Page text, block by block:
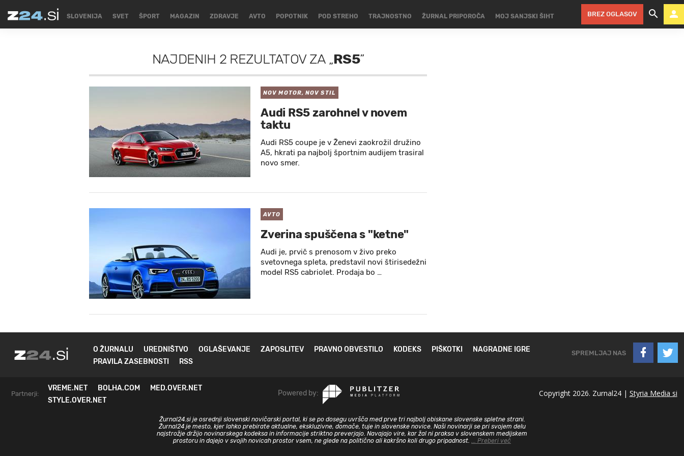
SLOVENIJA SVET ŠPORT MAGAZIN ZDRAVJE AVTO POPOTNIK POD STREHO TRAJNOSTNO ŽURNAL PRIPOROČA MOJ SANJSKI ŠIHT BREZ OGLASOV
NAJDENIH 2 REZULTATOVZA„RS5”
NOV MOTOR, NOV STIL
Audi RS5 zarohnel v novem
taktu
Audi RS5 coupe je v Ženevi zaokrožil družino
A5, hkrati pa najbolj športnim audijem trasiral
novo smer.
AVTO
Zverina spuščena s "ketne"
Audi je, prvič s prenosom v živo preko
svetovnega spleta, predstavil novi štirisedežni
model RS5 cabriolet. Prodaja bo …
O ŽURNALU UREDNIŠTVO OGLAŠEVANJE ZAPOSLITEV PRAVNO OBVESTILO KODEKS PIŠKOTKI
NAGRADNE IGRE
PRAVILA ZASEBNOSTI
RSS
SPREMLJAJ NAS
Partnerji:
VREME.NET BOLHA.COM
MED.OVER.NET
STYLE.OVER.NET
Powered by: Copyright 2026. Zurnal24 | Styria Media si
Žurnal24.si je osrednji slovenski novičarski portal, ki se po dosegu uvršča med prve tri najbolj obiskane slovenske spletne strani.
Žurnal24 je mesto, kjer lahko prebirate aktualne, ekskluzivne, domače, tuje in slovenske novice. Naši novinarji se pri svojem delu
najstrožje držijo novinarskega kodeksa in informacije striktno preverjajo. Navajajo vire, kar žal ni praksa v slovenskem medijskem
prostoru in dajejo v svojih novicah prostor vsem, ne glede na politično ali kakršno koli drugo pripadnost. ... Preberi več